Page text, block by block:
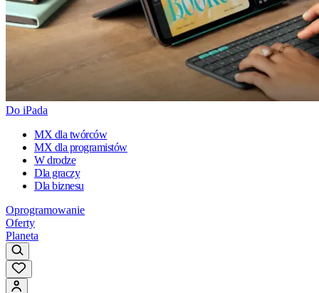
Do iPada
MX dla twórców
MX dla programistów
W drodze
Dla graczy
Dla biznesu
Oprogramowanie
Oferty
Planeta